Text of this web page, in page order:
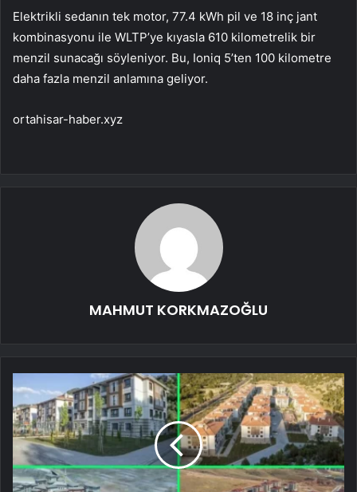
Elektrikli sedanın tek motor, 77.4 kWh pil ve 18 inç jant
kombinasyonu ile WLTP’ye kıyasla 610 kilometrelik bir
menzil sunacağı söyleniyor. Bu, Ioniq 5’ten 100 kilometre
daha fazla menzil anlamına geliyor.
ortahisar-haber.xyz
MAHMUT KORKMAZOĞLU